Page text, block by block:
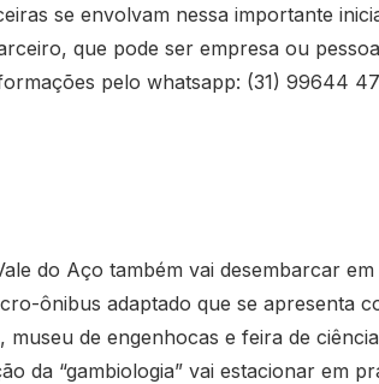
se envolvam nessa importante
que pode ser empresa ou
pelo whatsapp: (31) 99644
do Aço também vai desembarcar
ônibus adaptado que se apresenta
museu de engenhocas e feira de
da “gambiologia” vai estacionar em